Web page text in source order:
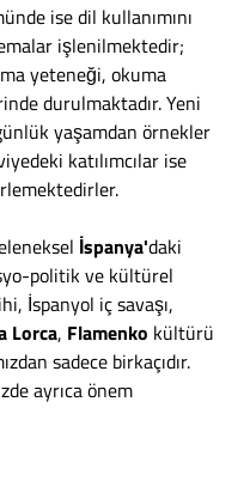
ise dil kullanımını
işlenilmektedir;
yeteneği, okuma
durulmaktadır. Yeni
yaşamdan örnekler
katılımcılar ise
İspanya'daki
politik ve kültürel
İspanyol iç savaşı,
Lorca, Flamenko kültürü
sadece birkaçıdır.
ayrıca önem